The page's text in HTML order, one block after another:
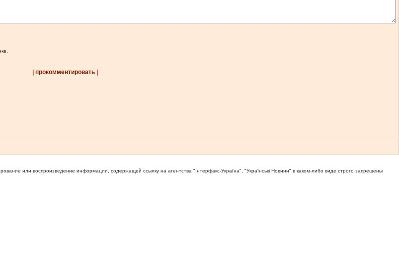
| прокомментировать |
или воспроизведение информации, содержащей ссылку на агентства "Iнтерфакс-Україна", "Українськi Новини" в каком-либо виде строго запрещены